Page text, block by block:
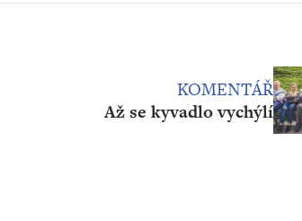
KOMENTÁŘ
Až se kyvadlo vychýlí